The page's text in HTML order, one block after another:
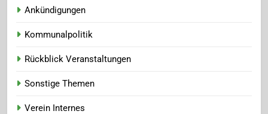
Ankündigungen
Kommunalpolitik
Rückblick Veranstaltungen
Sonstige Themen
Verein Internes